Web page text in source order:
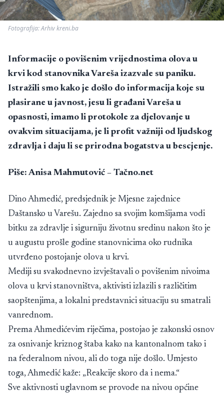
Fotografija: Arhiv kreni.ba
Informacije o povišenim vrijednostima olova u
krvi kod stanovnika Vareša izazvale su paniku.
Istražili smo kako je došlo do informacija koje su
plasirane u javnost, jesu li građani Vareša u
opasnosti, imamo li protokole za djelovanje u
ovakvim situacijama, je li profit važniji od ljudskog
zdravlja i daju li se prirodna bogatstva u bescjenje.
Piše: Anisa Mahmutović – Tačno.net
Dino Ahmedić, predsjednik je Mjesne zajednice
Daštansko u Varešu. Zajedno sa svojim komšijama vodi
bitku za zdravlje i sigurniju životnu sredinu nakon što je
u augustu prošle godine stanovnicima oko rudnika
utvrđeno postojanje olova u krvi.
Mediji su svakodnevno izvještavali o povišenim nivoima
olova u krvi stanovništva, aktivisti izlazili s različitim
saopštenjima, a lokalni predstavnici situaciju su smatrali
vanrednom.
Prema Ahmedićevim riječima, postojao je zakonski osnov
za osnivanje kriznog štaba kako na kantonalnom tako i
na federalnom nivou, ali do toga nije došlo. Umjesto
toga, Ahmedić kaže: „Reakcije skoro da i nema.“
Sve aktivnosti uglavnom se provode na nivou općine